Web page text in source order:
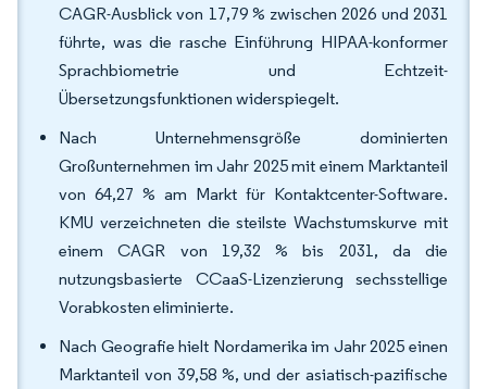
CAGR-Ausblick von 17,79 % zwischen 2026 und 2031
führte, was die rasche Einführung HIPAA-konformer
Sprachbiometrie und Echtzeit-
Übersetzungsfunktionen widerspiegelt.
Nach Unternehmensgröße dominierten
Großunternehmen im Jahr 2025 mit einem Marktanteil
von 64,27 % am Markt für Kontaktcenter-Software.
KMU verzeichneten die steilste Wachstumskurve mit
einem CAGR von 19,32 % bis 2031, da die
nutzungsbasierte CCaaS-Lizenzierung sechsstellige
Vorabkosten eliminierte.
Nach Geografie hielt Nordamerika im Jahr 2025 einen
Marktanteil von 39,58 %, und der asiatisch-pazifische